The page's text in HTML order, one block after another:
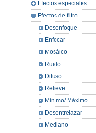
Efectos especiales
Efectos de filtro
Desenfoque
Enfocar
Mosáico
Ruido
Difuso
Relieve
Mínimo/ Máximo
Desentrelazar
Mediano